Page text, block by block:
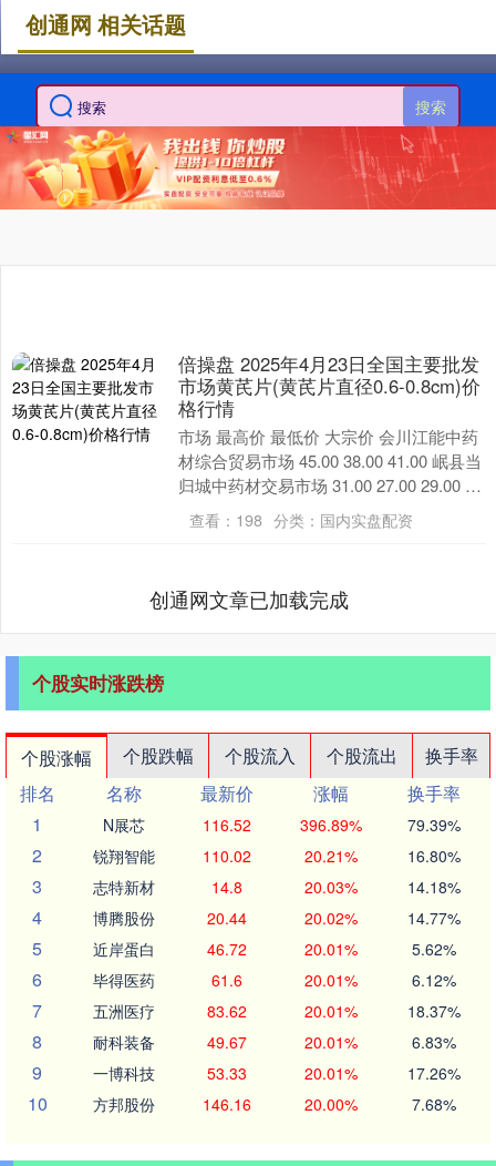
搜索
创通网 相关话题
倍操盘 2025年4月23日全国主要批发
市场黄芪片(黄芪片直径0.6-0.8cm)价
格行情
市场 最高价 最低价 大宗价 会川江能中药
材综合贸易市场 45.00 38.00 41.00 岷县当
归城中药材交易市场 31.00 27.00 29.00 全
国....
查看： 198 分类： 国内实盘配资
创通网文章已加载完成
个股实时涨跌榜
个股涨幅 个股跌幅 个股流入 个股流出
换手率
排名
名称 最新价 涨幅
换手率
1
N展芯 116.52 396.89% 79.39%
2 锐翔智能 110.02 20.21% 16.80%
3 志特新材 14.8 20.03% 14.18%
4 博腾股份 20.44 20.02% 14.77%
5 近岸蛋白 46.72 20.01% 5.62%
6 毕得医药 61.6 20.01% 6.12%
7 五洲医疗 83.62 20.01% 18.37%
8 耐科装备 49.67 20.01% 6.83%
9 一博科技 53.33 20.01% 17.26%
10 方邦股份 146.16 20.00% 7.68%